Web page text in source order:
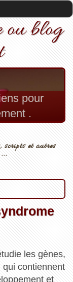
ou blog
pour
.
scripts et autres
les gènes,
qui contiennent
et